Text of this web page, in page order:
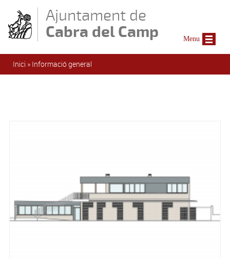
Ajuntament de
Cabra del Camp
Esteu aquí
Inici » Informació general
Menu